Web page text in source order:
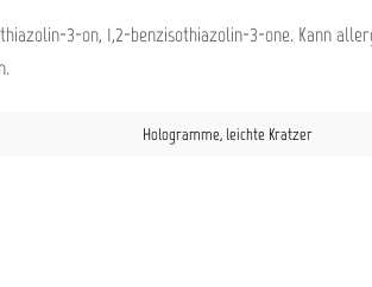
3-on, 1,2-benzisothiazolin-3-one. Kann
Hologramme, leichte Kratzer